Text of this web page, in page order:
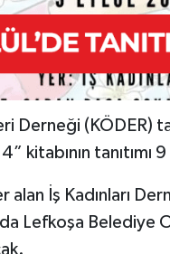
Derneği (KÖDER)
kitabının tanıtımı
alan İş Kadınları
Lefkoşa Belediye